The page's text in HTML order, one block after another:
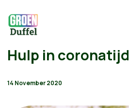
Hulp in coronatijd
14 November 2020